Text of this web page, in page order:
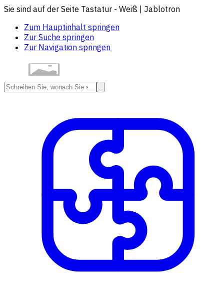
Sie sind auf der Seite Tastatur - Weiß | Jablotron
Zum Hauptinhalt springen
Zur Suche springen
Zur Navigation springen